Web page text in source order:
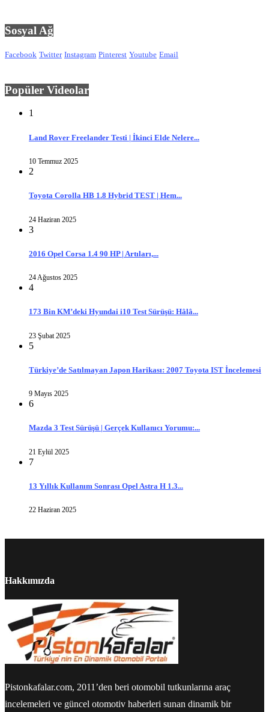
Sosyal Ağ
Facebook Twitter Instagram Pinterest Youtube Email
Popüler Videolar
1
Land Rover Freelander Testi | İkinci Elde Nelere...
10 Temmuz 2025
2
Toyota Corolla HB 1.8 Hybrid TEST | Hem...
24 Haziran 2025
3
2016 Opel Corsa 1.4 90 HP | Artıları,...
24 Ağustos 2025
4
173 Bin KM’deki Hyundai i10 Test Sürüşü: Hâlâ...
23 Şubat 2025
5
Türkiye’de Satılmayan Japon Harikası: 2007 Toyota IST İncelemesi
9 Mayıs 2025
6
Mazda 3 Test Sürüşü | Gerçek Kullanıcı Yorumu:...
21 Eylül 2025
7
13 Yıllık Kullanım Sonrası Opel Astra H 1.3...
22 Haziran 2025
Hakkımızda
Pistonkafalar.com, 2011’den beri otomobil tutkunlarına araç
incelemeleri ve güncel otomotiv haberleri sunan dinamik bir